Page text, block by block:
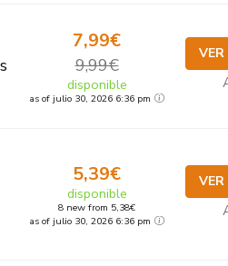
7,99€
9,99€
disponible
as of julio 30, 2026 6:36 pm
5,39€
disponible
8 new from 5,38€
as of julio 30, 2026 6:36 pm